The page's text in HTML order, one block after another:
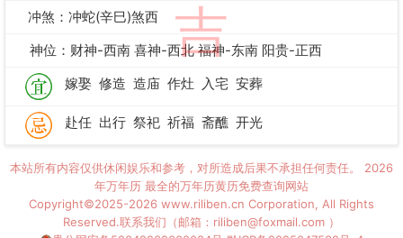
吉
冲煞：冲蛇(辛巳)煞西
神位：财神-西南 喜神-西北 福神-东南 阳贵-正西
嫁娶 修造 造庙 作灶 入宅 安葬
赴任 出行 祭祀 祈福 斋醮 开光
本站所有内容仅供休闲娱乐和参考，对所造成后果不承担任何责任。 2026
年万年历 最全的万年历黄历免费查询网站
Copyright©2025-2026 www.riliben.cn Corporation, All Rights
Reserved.联系我们（邮箱：riliben@foxmail.com ）